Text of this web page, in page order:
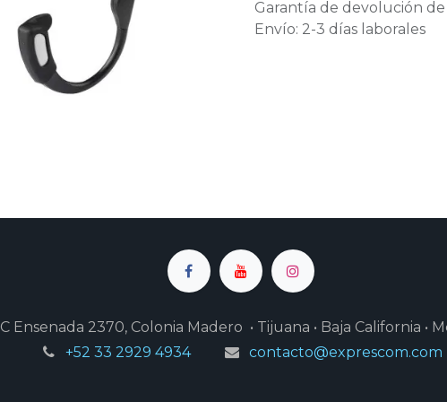
Garantía de devolución
Envío: 2-3 días laborales
C Ensenada 2370, Colonia Madero • Tijuana • Baja California •
+52 33 2929 4934
contacto@exprescom.com